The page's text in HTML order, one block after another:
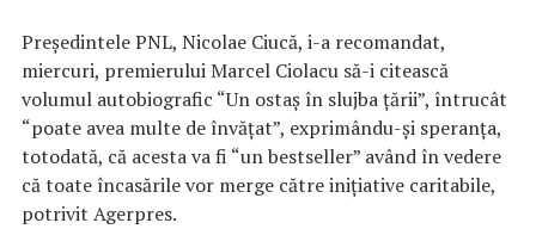
Preşedintele PNL, Nicolae Ciucă, i-a recomandat,
miercuri, premierului Marcel Ciolacu să-i citească
volumul autobiografic “Un ostaş în slujba ţării”, întrucât
“poate avea multe de învăţat”, exprimându-şi speranţa,
totodată, că acesta va fi “un bestseller” având în vedere
că toate încasările vor merge către iniţiative caritabile,
potrivit Agerpres.